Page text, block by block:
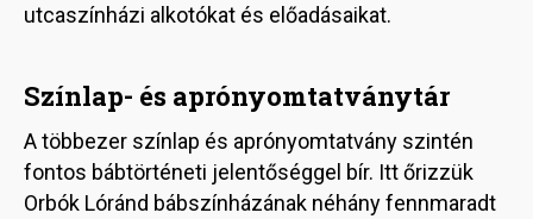
utcaszínházi alkotókat és előadásaikat.
Színlap- és aprónyomtatványtár
A többezer színlap és aprónyomtatvány szintén
fontos bábtörténeti jelentőséggel bír. Itt őrizzük
Orbók Lóránd bábszínházának néhány fennmaradt